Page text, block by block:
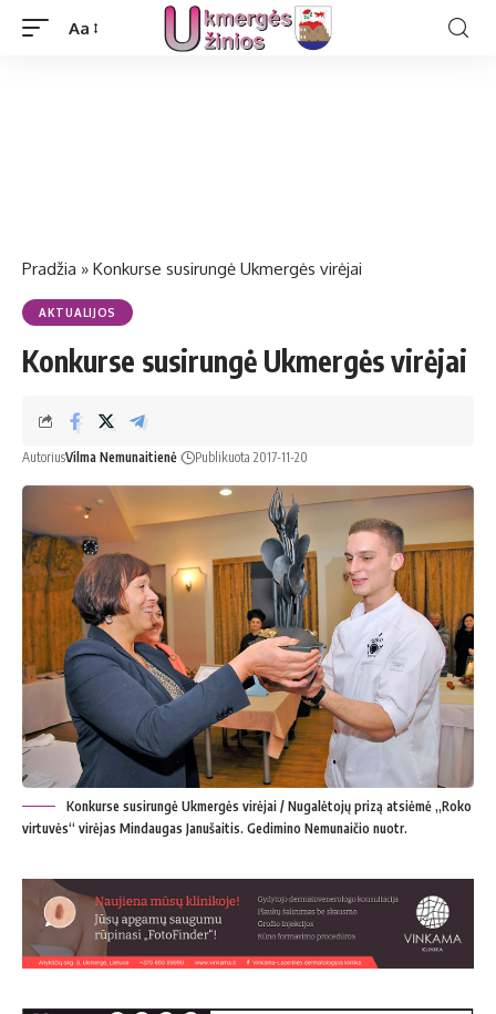
Aa
Pradžia » Konkurse susirungė Ukmergės virėjai
AKTUALIJOS
Konkurse susirungė Ukmergės virėjai
AutoriusVilma Nemunaitienė Publikuota 2017-11-20
Konkurse susirungė Ukmergės virėjai / Nugalėtojų prizą atsiėmė „Roko
virtuvės“ virėjas Mindaugas Janušaitis. Gedimino Nemunaičio nuotr.